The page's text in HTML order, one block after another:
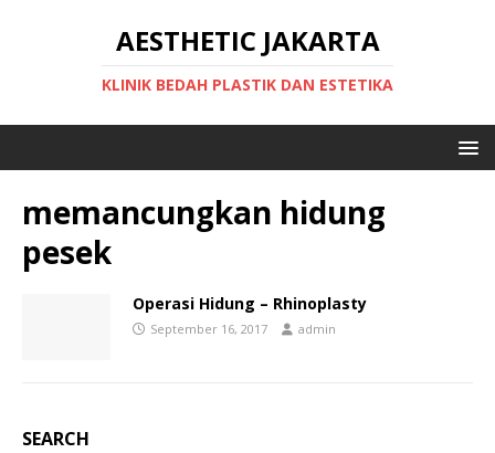
AESTHETIC JAKARTA
KLINIK BEDAH PLASTIK DAN ESTETIKA
memancungkan hidung
pesek
Operasi Hidung – Rhinoplasty
September 16, 2017 admin
SEARCH